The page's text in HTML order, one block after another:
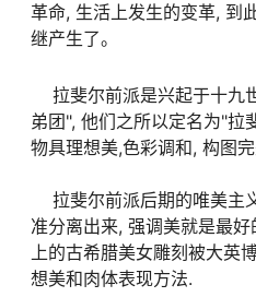
革命, 生活上发生的变革, 到
继产生了。
拉斐尔前派是兴起于十九
弟团", 他们之所以定名为"拉
物具理想美,色彩调和, 构图
拉斐尔前派后期的唯美主
准分离出来, 强调美就是最
上的古希腊美女雕刻被大英
想美和肉体表现方法.